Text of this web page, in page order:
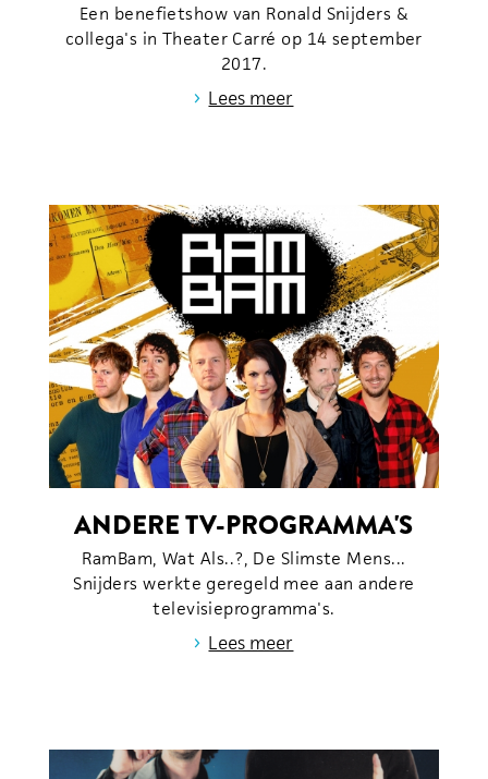
Een benefietshow van Ronald Snijders &
collega's in Theater Carré op 14 september
2017.
› Lees meer
ANDERE TV-PROGRAMMA'S
RamBam, Wat Als..?, De Slimste Mens...
Snijders werkte geregeld mee aan andere
televisieprogramma's.
› Lees meer